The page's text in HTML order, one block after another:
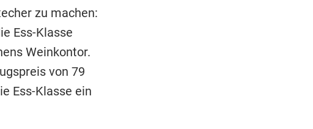
zu machen:
Ess-Klasse
Weinkontor.
von 79
Ess-Klasse ein